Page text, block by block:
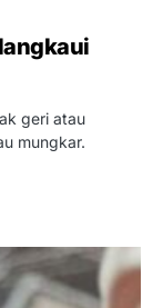
geri atau
mungkar.